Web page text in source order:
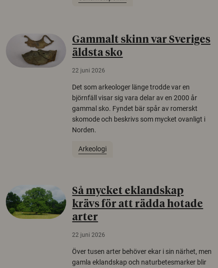
Gammalt skinn var Sveriges
äldsta sko
22 juni 2026
Det som arkeologer länge trodde var en
björnfäll visar sig vara delar av en 2000 år
gammal sko. Fyndet bär spår av romerskt
skomode och beskrivs som mycket ovanligt i
Norden.
Arkeologi
Så mycket eklandskap
krävs för att rädda hotade
arter
22 juni 2026
Över tusen arter behöver ekar i sin närhet, men
gamla eklandskap och naturbetesmarker blir